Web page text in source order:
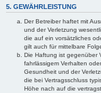
5. GEWÄHRLEISTUNG
Der Betreiber haftet mit
und der Verletzung
die auf ein vorsätzliches
gilt auch für mittelbare
Die Haftung ist gegenüber
fahrlässigem Verhalten
Gesundheit und der
die bei Vertragsschluss
Höhe nach auf die